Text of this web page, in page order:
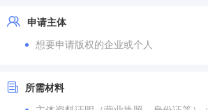
申请主体
想要申请版权的企业或个人
所需材料